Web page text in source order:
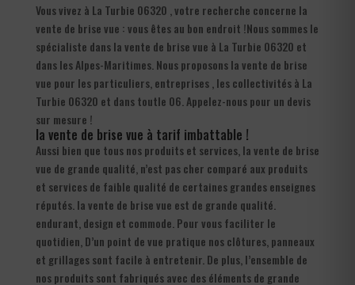
Vous vivez à La Turbie 06320 , votre recherche concerne la
vente de brise vue : vous êtes au bon endroit !Nous sommes le
spécialiste dans la vente de brise vue à La Turbie 06320 et
dans les Alpes-Maritimes. Nous proposons la vente de brise
vue pour les particuliers, entreprises , les collectivités à La
Turbie 06320 et dans toutle 06. Appelez-nous pour un devis
sur mesure !
la vente de brise vue à tarif imbattable !
Aussi bien que tous nos produits et services, la vente de brise
vue de grande qualité, n’est pas cher comparé aux produits
et services de faible qualité de certaines grandes enseignes
réputés. la vente de brise vue est de grande qualité.
endurant, design et commode. Pour vous faciliter le
quotidien, D’un point de vue pratique nos clôtures, panneaux
et grillages sont facile à entretenir. De plus, l’ensemble de
nos produits sont fabriqués avec des éléments de grande